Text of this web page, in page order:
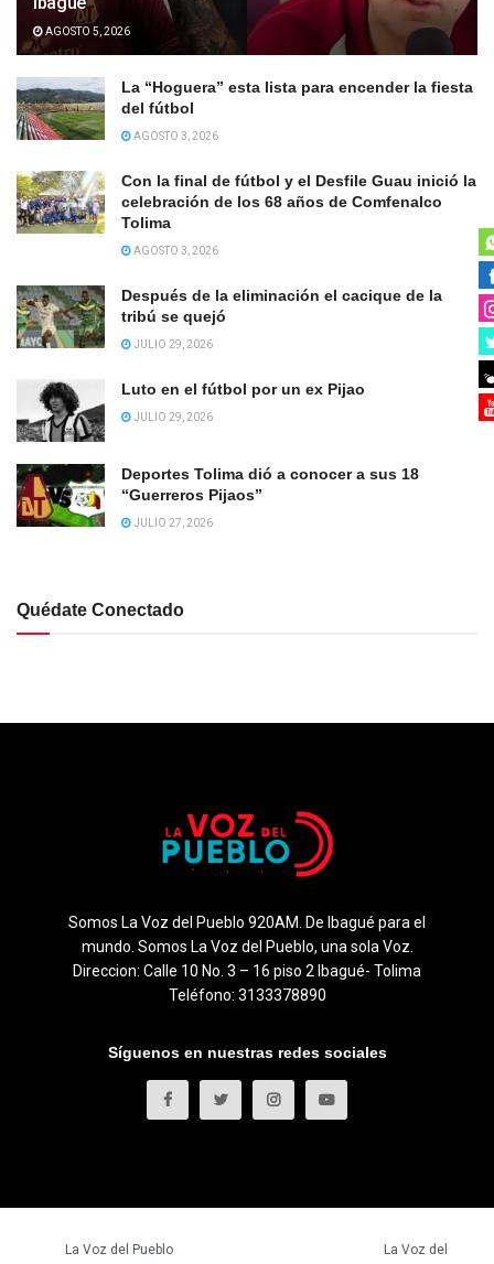
AGOSTO 5, 2026
La “Hoguera” esta lista para encender la fiesta
del fútbol
AGOSTO 3, 2026
Con la final de fútbol y el Desfile Guau inició la
celebración de los 68 años de Comfenalco
Tolima
AGOSTO 3, 2026
Después de la eliminación el cacique de la
tribú se quejó
JULIO 29, 2026
Luto en el fútbol por un ex Pijao
JULIO 29, 2026
Deportes Tolima dió a conocer a sus 18
“Guerreros Pijaos”
JULIO 27, 2026
Quédate Conectado
Somos La Voz del Pueblo 920AM. De Ibagué para el
mundo. Somos La Voz del Pueblo, una sola Voz.
Direccion: Calle 10 No. 3 – 16 piso 2 Ibagué- Tolima
Teléfono: 3133378890
Síguenos en nuestras redes sociales
La Voz del Pueblo La Voz del